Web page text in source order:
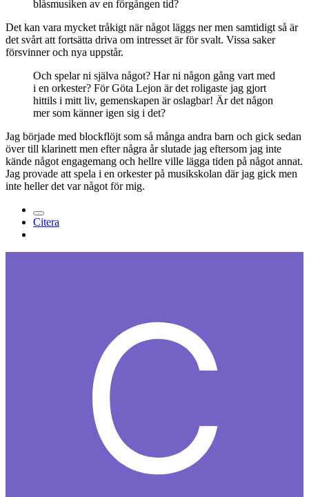
blåsmusiken av en förgången tid?
Det kan vara mycket tråkigt när något läggs ner men samtidigt så är
det svårt att fortsätta driva om intresset är för svalt. Vissa saker
försvinner och nya uppstår.
Och spelar ni själva något? Har ni någon gång vart med
i en orkester? För Göta Lejon är det roligaste jag gjort
hittils i mitt liv, gemenskapen är oslagbar! Är det någon
mer som känner igen sig i det?
Jag började med blockflöjt som så många andra barn och gick sedan
över till klarinett men efter några år slutade jag eftersom jag inte
kände något engagemang och hellre ville lägga tiden på något annat.
Jag provade att spela i en orkester på musikskolan där jag gick men
inte heller det var något för mig.
Citera